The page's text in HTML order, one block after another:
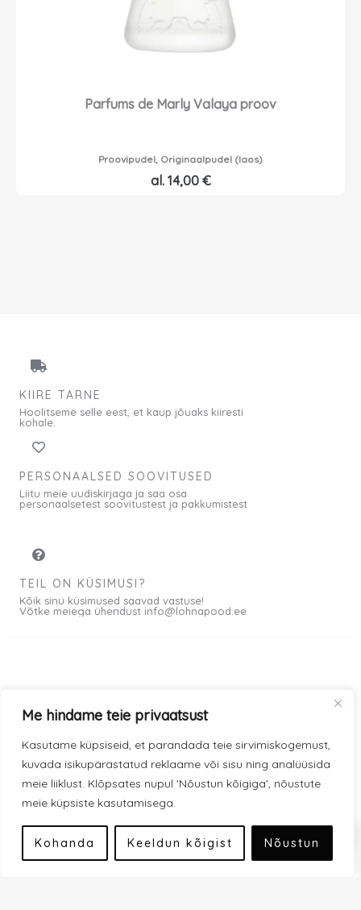
Me hindame teie privaatsust
Kasutame küpsiseid, et parandada teie sirvimiskogemust,
kuvada isikupärastatud reklaame või sisu ning analüüsida
meie liiklust. Klõpsates nupul 'Nõustun kõigiga', nõustute
meie küpsiste kasutamisega.
Kohanda Keeldun kõigist Nõustun
Parfums de Marly Valaya proov
Proovipudel, Originaalpudel (laos)
al. 14,00 €
KIIRE TARNE
Hoolitseme selle eest, et kaup jõuaks kiiresti
kohale.
PERSONAALSED SOOVITUSED
Liitu meie uudiskirjaga ja saa osa
personaalsetest soovitustest ja pakkumistest
TEIL ON KÜSIMUSI?
Kõik sinu küsimused saavad vastuse!
Võtke meiega ühendust info@lohnapood.ee
Privaatsuspoliitika
Müügitingimused
Kauba kohaletoimetamine
© 2026 All rights
Reserved
F
a
c
b
o
o
I
n
s
a
g
r